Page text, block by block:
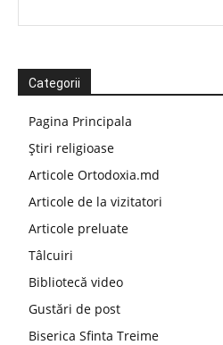
Categorii
Pagina Principala
Știri religioase
Articole Ortodoxia.md
Articole de la vizitatori
Articole preluate
Tâlcuiri
Bibliotecă video
Gustări de post
Biserica Sfinta Treime